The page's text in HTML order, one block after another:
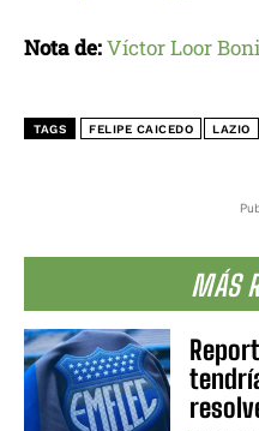
MÁS
Nota de:Víctor Loor
TAGS FELIPE CAICEDO LAZIO